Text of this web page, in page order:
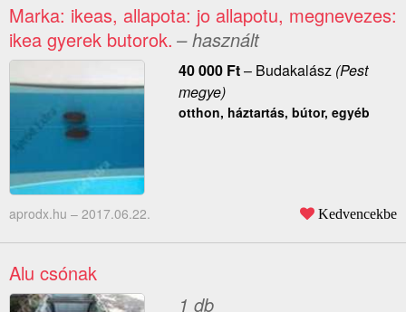
Marka: ikeas, allapota: jo allapotu, megnevezes:
ikea gyerek butorok. – használt
40 000 Ft– Budakalász(Pest
megye)
otthon, háztartás, bútor, egyéb
aprodx.hu – 2017.06.22. Kedvencekbe
Alu csónak
1 db